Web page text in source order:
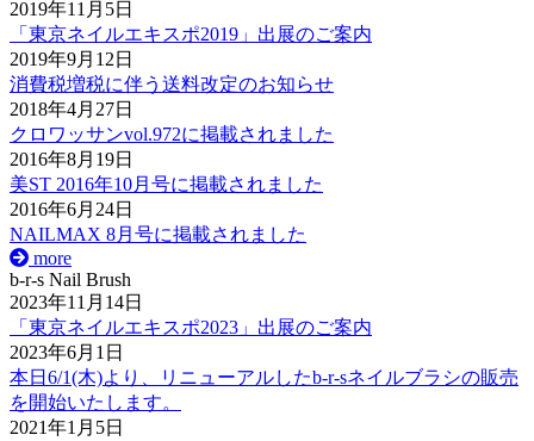
2019年11月5日
「東京ネイルエキスポ2019」出展のご案内
2019年9月12日
消費税増税に伴う送料改定のお知らせ
2018年4月27日
クロワッサンvol.972に掲載されました
2016年8月19日
美ST 2016年10月号に掲載されました
2016年6月24日
NAILMAX 8月号に掲載されました
more
b-r-s Nail Brush
2023年11月14日
「東京ネイルエキスポ2023」出展のご案内
2023年6月1日
本日6/1(木)より、リニューアルしたb-r-sネイルブラシの販売
を開始いたします。
2021年1月5日